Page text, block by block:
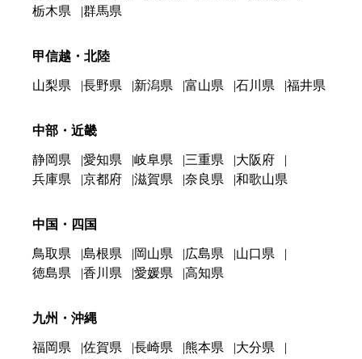
栃木県
群馬県
甲信越・北陸
山梨県 長野県 新潟県 富山県 石川県 福井県
中部・近畿
静岡県 愛知県 岐阜県 三重県
大阪府
兵庫県
京都府 滋賀県 奈良県 和歌山県
中国・四国
鳥取県 島根県 岡山県 広島県
山口県
徳島県
香川県 愛媛県 高知県
九州・沖縄
福岡県 佐賀県 長崎県 熊本県
大分県